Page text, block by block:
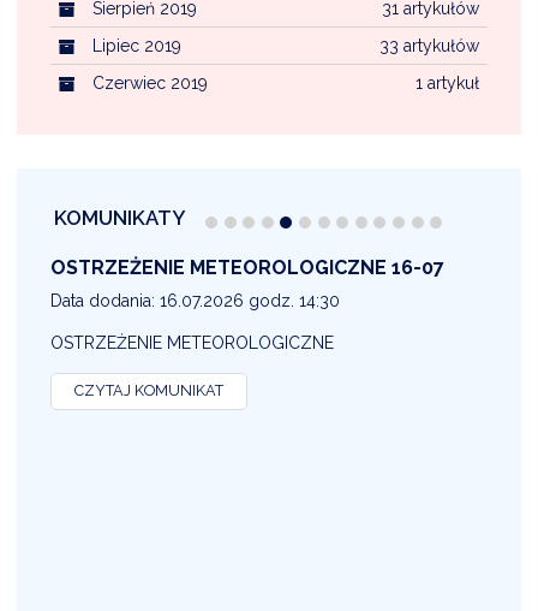
31 artykułów
Sierpień 2019
33 artykułów
Lipiec 2019
1 artykuł
Czerwiec 2019
KOMUNIKATY
OSTRZEŻENIE METEOROLOGICZNE 16-07
Data dodania: 16.07.2026 godz. 14:30
OSTRZEŻENIE METEOROLOGICZNE
CZYTAJ KOMUNIKAT